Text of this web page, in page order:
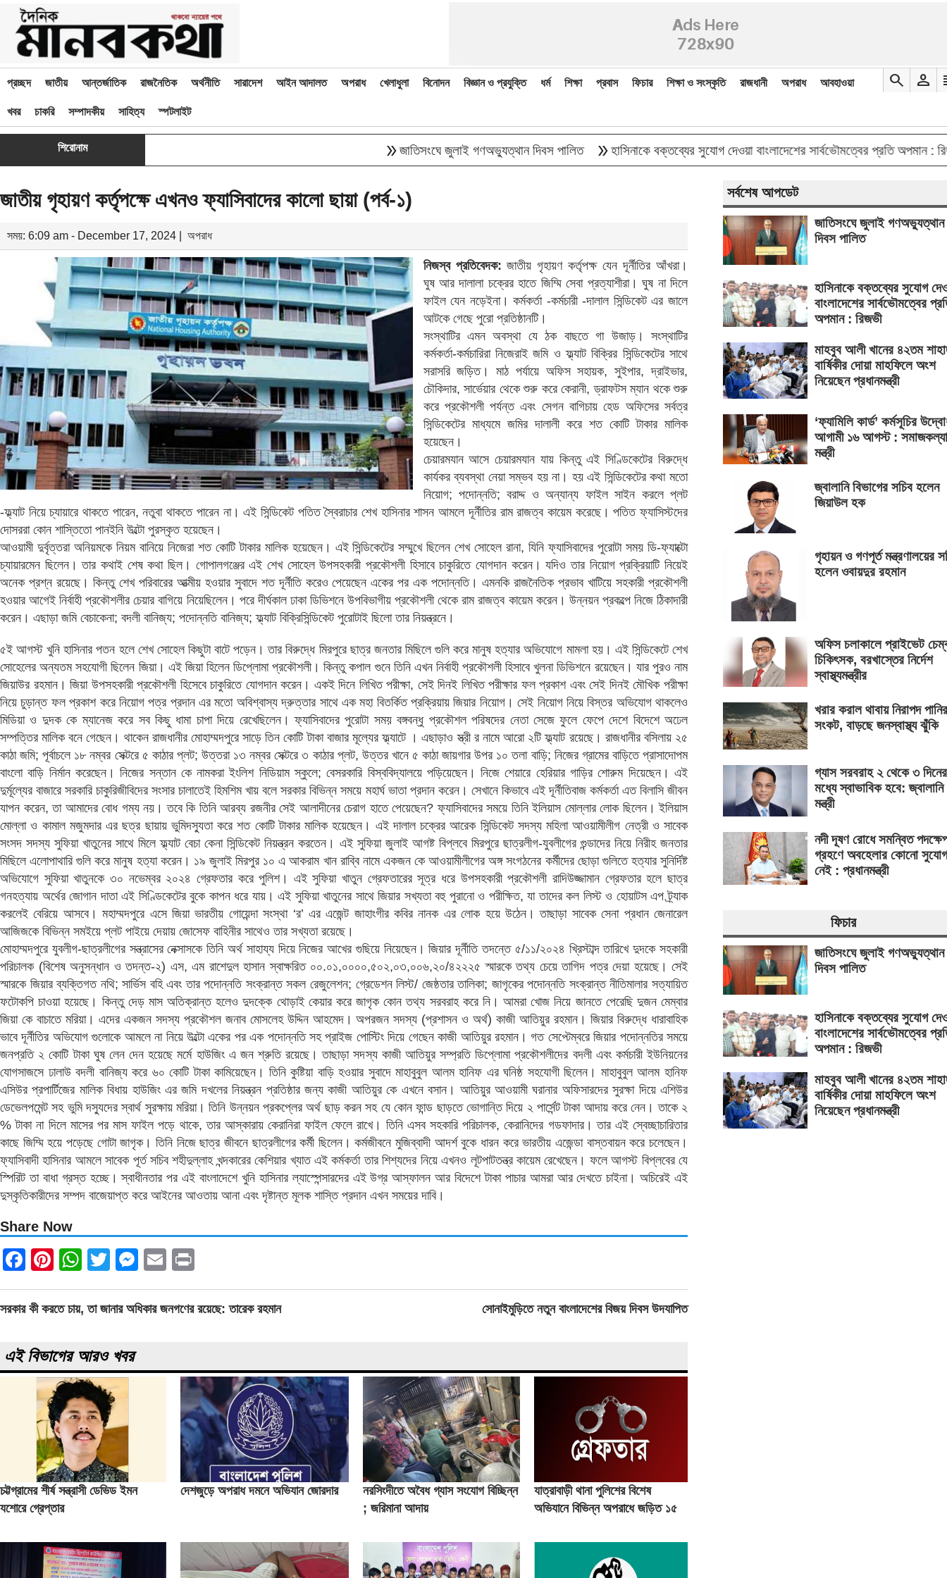
প্রচ্ছদ জাতীয় আন্তর্জাতিক রাজনৈতিক অর্থনীতি সারাদেশ আইন আদালত অপরাধ খেলাধুলা বিনোদন বিজ্ঞান ও প্রযুক্তি ধর্ম শিক্ষা প্রবাস ফিচার শিক্ষা ও সংস্কৃতি রাজধানী অপরাধ আবহাওয়া
খবর চাকরি সম্পাদকীয় সাহিত্য স্পটলাইট
search person
শিরোনাম জাতিসংঘে জুলাই গণঅভ্যুত্থান দিবস পালিত double_arrowহাসিনাকে বক্তব্যের সুযোগ দেওয়া বাংলাদেশের সার্বভৌমত্বের প্রতি অপমান : রিজভী
জাতীয় গৃহায়ণ কর্তৃপক্ষে এখনও ফ্যাসিবাদের কালো ছায়া (পর্ব-১)
সময়: 6:09 am - December 17, 2024 | অপরাধ
নিজস্ব প্রতিবেদক: জাতীয় গৃহায়ণ কর্তৃপক্ষ যেন দূর্নীতির আঁখরা।
ঘুষ আর দালালা চক্রের হাতে জিম্মি সেবা প্রত্যাশীরা। ঘুষ না দিলে
ফাইল যেন নড়েইনা। কর্মকর্তা -কর্মচারী -দালাল সিন্ডিকেট এর জালে
আটকে গেছে পুরো প্রতিষ্ঠানটি।
সংস্থাটির এমন অবস্থা যে ঠক বাছতে গা উজাড়। সংস্থাটির
কর্মকর্তা-কর্মচারিরা নিজেরাই জমি ও ফ্ল্যাট বিক্রির সিন্ডিকেটের সাথে
সরাসরি জড়িত। মাঠ পর্যায়ে অফিস সহায়ক, সুইপার, দ্রাইভার,
চৌকিদার, সার্ভেয়ার থেকে শুরু করে কেরানী, ড্রাফটস ম্যান থকে শুরু
করে প্রকৌশলী পর্যন্ত এবং সেগন বাগিচায় হেড অফিসের সর্বত্র
সিন্ডিকেটের মাধ্যমে জমির দালালী করে শত কোটি টাকার মালিক
হয়েছেন।
চেয়ারমযান আসে চেয়ারমযান যায় কিন্তু এই সিণ্ডিকেটের বিরুদ্ধে
কার্যকর ব্যবস্থা নেয়া সম্ভব হয় না। হয় এই সিন্ডিকেটের কথা মতো
নিয়োগ; পদোন্নতি; বরাদ্দ ও অন্যান্য ফাইল সাইন করলে প্লট
-ফ্ল্যাট নিয়ে চ্যায়ারে থাকতে পারেন, নতুবা থাকতে পারেন না। এই সিন্ডিকেট পতিত স্বৈরাচার শেখ হাসিনার শাসন আমলে দূর্নীতির রাম রাজত্ব কায়েম করেছে। পতিত ফ্যাসিস্টদের
দোসররা কোন শাস্তিতো পানইনি উল্টো পুরস্কৃত হয়েছেন।
আওয়ামী দুর্বৃত্তরা অনিয়মকে নিয়ম বানিয়ে নিজেরা শত কোটি টাকার মালিক হয়েছেন। এই সিন্ডিকেটের সম্মুখে ছিলেন শেখ সোহেল রানা, যিনি ফ্যাসিবাদের পুরোটা সময় ডি-ফ্যাক্টো
চ্যায়ারমেন ছিলেন। তার কথাই শেষ কথা ছিল। গোপালগঞ্জের এই শেখ সোহেল উপসহকারী প্রকৌশলী হিসাবে চাকুরিতে যোগদান করেন। যদিও তার নিয়োগ প্রক্রিয়াটি নিয়েই
অনেক প্রশ্ন রয়েছে। কিন্তু শেখ পরিবারের আত্মীয় হওয়ার সুবাদে শত দূর্নীতি করেও পেয়েছেন একের পর এক পদোন্নতি। এমনকি রাজনৈতিক প্রভাব খাটিয়ে সহকারী প্রকৌশলী
হওয়ার আগেই নির্বাহী প্রকৌশলীর চেয়ার বাগিয়ে নিয়েছিলেন। পরে দীর্ঘকাল ঢাকা ডিভিশনে উপবিভাগীয় প্রকৌশলী থেকে রাম রাজত্ব কায়েম করেন। উন্নয়ন প্রকল্পে নিজে ঠিকাদারী
করেন। এছাড়া জমি বেচাকেনা; বদলী বানিজ্য; পদোন্নতি বানিজ্য; ফ্ল্যাট বিক্রিসিন্ডিকেট পুরোটাই ছিলো তার নিয়ন্ত্রনে।
৫ই আগস্ট খুনি হাসিনার পতন হলে শেখ সোহেল কিছুটা বাটে পড়েন। তার বিরুদ্ধে মিরপুরে ছাত্র জনতার মিছিলে গুলি করে মানুষ হত্যার অভিযোগে মামলা হয়। এই সিন্ডিকেটে শেখ
সোহেলের অন্যতম সহযোগী ছিলেন জিয়া। এই জিয়া হিলেন ডিপ্লোমা প্রকৌশলী। কিন্তু কপাল গুনে তিনি এখন নির্বাহী প্রকৌশলী হিসাবে খুলনা ডিভিশনে রয়েছেন। যার পুরও নাম
জিয়াউর রহমান। জিয়া উপসহকারী প্রকৌশলী হিসেবে চাকুরিতে যোগদান করেন। একই দিনে লিখিত পরীক্ষা, সেই দিনই লিখিত পরীক্ষার ফল প্রকাশ এবং সেই দিনই মৌখিক পরীক্ষা
নিয়ে চুড়ান্ত ফল প্রকাশ করে নিয়োগ পত্র প্রদান এর মতো অবিশ্বাস্য দ্রুত্তার সাথে এক মহা বিতর্কিত প্রক্রিয়ায় জিয়ার নিয়োগ। সেই নিয়োগ নিয়ে বিস্তর অভিযোগ থাকলেও
মিডিয়া ও দুদক কে ম্যানেজ করে সব কিছু ধামা চাপা দিয়ে রেখেছিলেন। ফ্যাসিবাদের পুরোটা সময় বঙ্গবন্ধু প্রকৌশল পরিষদের নেতা সেজে ফুলে ফেপে দেশে বিদেশে অঢেল
সম্পত্তির মালিক বনে গেছেন। থাকেন রাজধানীর মোহাম্মদপুরে সাড়ে তিন কোটি টাকা বাজার মূল্যের ফ্ল্যাটে । এছাড়াও স্ত্রী র নামে আরো ২টি ফ্ল্যাট রয়েছে। রাজধানীর বসিলায় ২৫
কাঠা জমি; পূর্বাচলে ১৮ নম্বর সেক্টরে ৫ কাঠার প্লট; উত্তরা ১৩ নম্বর সেক্টরে ৩ কাঠার প্লট, উত্তর খানে ৫ কাঠা জায়গার উপর ১০ তলা বাড়ি; নিজের গ্রামের বাড়িতে প্রাসাদোপম
বাংলো বাড়ি নির্মান করেছেন। নিজের সন্তান কে নামকরা ইংলিশ নিডিয়াম স্কুলে; বেসরকারি বিস্ববিদ্যালয়ে পড়িয়েছেন। নিজে শেয়ারে হেরিয়ার গাড়ির শোরুম দিয়েছেন। এই
দুর্মূল্যের বাজারে সরকারি চাকুরিজীবিদের সংসার চালাতেই হিমশিম খায় বলে সরকার বিভিন্ন সময়ে মহার্ঘ ভাতা প্রদান করেন। সেখানে কিভাবে এই দূর্নীতিবাজ কর্মকর্তা এত বিলাসি জীবন
যাপন করেন, তা আমাদের বোধ গম্য নয়। তবে কি তিনি আরব্য রজনীর সেই আলাদীনের চেরাগ হাতে পেয়েছেন? ফ্যাসিবাদের সময়ে তিনি ইলিয়াস মোল্লার লোক ছিলেন। ইলিয়াস
মোল্লা ও কামাল মজুমদার এর ছত্র ছায়ায় ভুমিদস্যুতা করে শত কোটি টাকার মালিক হয়েছেন। এই দালাল চক্রের আরেক সিন্ডিকেট সদস্য মহিলা আওয়ামীলীগ নেত্রী ও সাবেক
সংসদ সদস্য সুফিয়া খাতুনের সাথে মিলে ফ্ল্যাট বেচা কেনা সিন্ডিকেট নিয়ন্ত্রন করতেন। এই সুফিয়া জুলাই আগষ্ট বিপ্লবে মিরপুরে ছাত্রলীগ-যুবলীগের গুন্ডাদের নিয়ে নিরীহ জনতার
মিছিলে এলোপাথারি গুলি করে মানুষ হত্যা করেন। ১৯ জুলাই মিরপুর ১০ এ আকরাম খান রাব্বি নামে একজন কে আওয়ামীলীগের অঙ্গ সংগঠনের কর্মীদের ছোড়া গুলিতে হত্যার সুনির্দিষ্ট
অভিযোগে সুফিয়া খাতুনকে ৩০ নভেম্বর ২০২৪ গ্রেফতার করে পুলিশ। এই সুফিয়া খাতুন গ্রেফতারের সূত্র ধরে উপসহকারী প্রকৌশলী রাদিউজ্জামান গ্রেফতার হলে ছাত্র
গনহত্যায় অর্থের জোগান দাতা এই সিণ্ডিকেটের বুকে কাপন ধরে যায়। এই সুফিয়া খাতুনের সাথে জিয়ার সখ্যতা বহু পুরানো ও পরীক্ষিত, যা তাদের কল লিস্ট ও হোয়াটস এপ ট্র্যাক
করলেই বেরিয়ে আসবে। মহাম্মদপুরে এসে জিয়া ভারতীয় গোয়েন্দা সংস্থা ‘র’ এর এজেন্ট জাহাংগীর কবির নানক এর লোক হয়ে উঠেন। তাছাড়া সাবেক সেনা প্রধান জেনারেল
আজিজকে বিভিন্ন সমইয়ে প্লট পাইয়ে দেয়ায় জোসেফ বাহিনীর সাথেও তার সখ্যতা রয়েছে।
মোহাম্মদপুরে যুবলীগ-ছাত্রলীগের সন্ত্রাসের নেক্সাসকে তিনি অর্থ সাহায্য দিয়ে নিজের আখের গুছিয়ে নিয়েছেন। জিয়ার দূর্নীতি তদন্তে ৫/১১/২০২৪ খ্রিস্টাব্দ তারিখে দুদকে সহকারী
পরিচালক (বিশেষ অনুসন্ধান ও তদন্ত-২) এস, এম রাশেদুল হাসান স্বাক্ষরিত ০০.০১,০০০০,৫০২,০৩,০০৬,২০/৪২২২৫ স্মারকে তথ্য চেয়ে তাগিদ পত্র দেয়া হয়েছে। সেই
স্মারকে জিয়ার ব্যক্তিগত নথি; সার্ভিস বহি এবং তার পদোন্নতি সংক্রান্ত সকল রেজুলেশন; গ্রেডেশন লিস্ট/ জেষ্ঠতার তালিকা; জাগৃকের পদোন্নতি সংক্রান্ত নীতিমালার সত্যায়িত
ফটোকপি চাওয়া হয়েছে। কিন্তু দেড় মাস অতিক্রান্ত হলেও দুদক্কে থোড়াই কেয়ার করে জাগৃক কোন তথ্য সরবরাহ করে নি। আমরা খোজ নিয়ে জানতে পেরেছি দুজন মেম্বার
জিয়া কে বাচাতে মরিয়া। এদের একজন সদস্য প্রকৌশল জনাব মোসলেহ উদ্দিন আহমেদ। অপরজন সদস্য (প্রশাসন ও অর্থ) কাজী আতিয়ুর রহমান। জিয়ার বিরুদ্ধে ধারাবাহিক
ভাবে দূর্নীতির অভিযোগ গুলোকে আমলে না নিয়ে উল্টো একের পর এক পদোন্নতি সহ প্রাইজ পোস্টিং দিয়ে গেছেন কাজী আতিয়ুর রহমান। গত সেপ্টেম্বরে জিয়ার পদোন্নতির সময়ে
জনপ্রতি ২ কোটি টাকা ঘুষ লেন দেন হয়েছে মর্মে হাউজিং এ জন শ্রুতি রয়েছে। তাছাড়া সদস্য কাজী আতিয়ুর সম্প্রতি ডিপ্লোমা প্রকৌশলীদের বদলী এবং কর্মচারী ইউনিয়নের
যোগসাজসে ঢালাউ বদলী বানিজ্য করে ৬০ কোটি টাকা কামিয়েছেন। তিনি কুষ্টিয়া বাড়ি হওয়ার সুবাদে মাহাবুবুল আলম হানিফ এর ঘনিষ্ঠ সহযোগী ছিলেন। মাহাবুবুল আলম হানিফ
এসিউর প্রপার্টিজের মালিক বিধায় হাউজিং এর জমি দখলের নিয়ন্ত্রন প্রতিষ্ঠার জন্য কাজী আতিয়ুর কে এখনে বসান। আতিয়ুর আওয়ামী ঘরানার অফিসারদের সুরক্ষা দিয়ে এশিউর
ডেভেলপমেন্ট সহ ভুমি দস্যুদের স্বার্থ সুরক্ষায় মরিয়া। তিনি উন্নয়ন প্রকপ্লের অর্থ ছাড় করন সহ যে কোন ফান্ড ছাড়তে ভোগান্তি দিয়ে ২ পার্সেন্ট টাকা আদায় করে নেন। তাকে ২
% টাকা না দিলে মাসের পর মাস ফাইল পড়ে থাকে, তার আস্কারায় কেরানিরা ফাইল ফেলে রাখে। তিনি এসব সহকারি পরিচালক, কেরানিদের গডফাদার। তার এই স্বেচ্ছাচারিতার
কাছে জিম্মি হয়ে পড়েছে গোটা জাগৃক। তিনি নিজে ছাত্র জীবনে ছাত্রলীগের কর্মী ছিলেন। কর্মজীবনে মুজিব্বাদী আদর্শ বুকে ধারন করে ভারতীয় এজেন্ডা বাস্তবায়ন করে চলেছেন।
ফ্যাসিবাদী হাসিনার আমলে সাবেক পূর্ত সচিব শহীদুল্লাহ খন্দকারের কেশিয়ার খ্যাত এই কর্মকর্তা তার শিশ্যদের নিয়ে এখনও লূটপাটতন্ত্র কায়েম রেখেছেন। ফলে আগস্ট বিপ্লবের যে
স্পিরিট তা বাধা গ্রস্ত হচ্ছে। স্বাধীনতার পর এই বাংলাদেশে খুনি হাসিনার ল্যাস্পেন্সারদের এই উগ্র আস্ফালন আর বিদেশে টাকা পাচার আমরা আর দেখতে চাইনা। অচিরেই এই
দুস্কৃতিকারীদের সম্পদ বাজেয়াপ্ত করে আইনের আওতায় আনা এবং দৃষ্টান্ত মূলক শাস্তি প্রদান এখন সময়ের দাবি।
Share Now
Facebook
Pinterest
WhatsApp
TwitterMessenger
Email
Post
navigation
সরকার কী করতে চায়, তা জানার অধিকার জনগণের রয়েছে: তারেক রহমান সোনাইমুড়িতে নতুন বাংলাদেশের বিজয় দিবস উদযাপিত
এই বিভাগের আরও খবর
চট্টগ্রামের শীর্ষ সন্ত্রাসী ডেভিড ইমন
যশোরে গ্রেপ্তার
দেশজুড়ে অপরাধ দমনে অভিযান জোরদার
নরসিংদীতে অবৈধ গ্যাস সংযোগ বিচ্ছিন্ন
; জরিমানা আদায়
যাত্রাবাড়ী থানা পুলিশের বিশেষ
অভিযানে বিভিন্ন অপরাধে জড়িত ১৫
সর্বশেষ আপডেট
জাতিসংঘে জুলাই গণঅভ্যুত্থান
দিবস পালিত
হাসিনাকে বক্তব্যের সুযোগ
বাংলাদেশের সার্বভৌমত্বের
অপমান : রিজভী
মাহবুব আলী খানের ৪২তম
বার্ষিকীর দোয়া মাহফিলে অংশ
নিয়েছেন প্রধানমন্ত্রী
‘ফ্যামিলি কার্ড’ কর্মসূচির
আগামী ১৬ আগস্ট :
মন্ত্রী
জ্বালানি বিভাগের সচিব হলেন
জিয়াউল হক
গৃহায়ন ও গণপূর্ত মন্ত্রণালয়ের
হলেন ওবায়দুর রহমান
অফিস চলাকালে প্রাইভেট
চিকিৎসক, বরখাস্তের নির্দেশ
স্বাস্থ্যমন্ত্রীর
খরার করাল থাবায় নিরাপদ পানির
সংকট, বাড়ছে জনস্বাস্থ্য ঝুঁকি
গ্যাস সরবরাহ ২ থেকে ৩ দিনের
মধ্যে স্বাভাবিক হবে: জ্বালানি
মন্ত্রী
নদী দূষণ রোধে সমন্বিত
গ্রহণে অবহেলার কোনো সুযোগ
নেই : প্রধানমন্ত্রী
ফিচার
জাতিসংঘে জুলাই গণঅভ্যুত্থান
দিবস পালিত
হাসিনাকে বক্তব্যের সুযোগ
বাংলাদেশের সার্বভৌমত্বের
অপমান : রিজভী
মাহবুব আলী খানের ৪২তম
বার্ষিকীর দোয়া মাহফিলে অংশ
নিয়েছেন প্রধানমন্ত্রী